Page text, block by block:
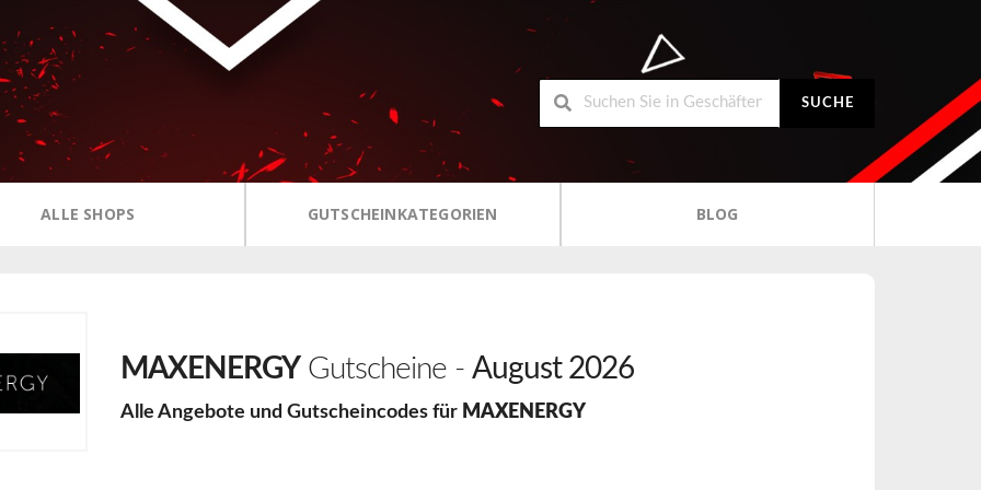
SUCHE
ALLE SHOPS GUTSCHEINKATEGORIEN BLOG
MAXENERGYGutscheine - August 2026
Alle Angebote und Gutscheincodes für MAXENERGY